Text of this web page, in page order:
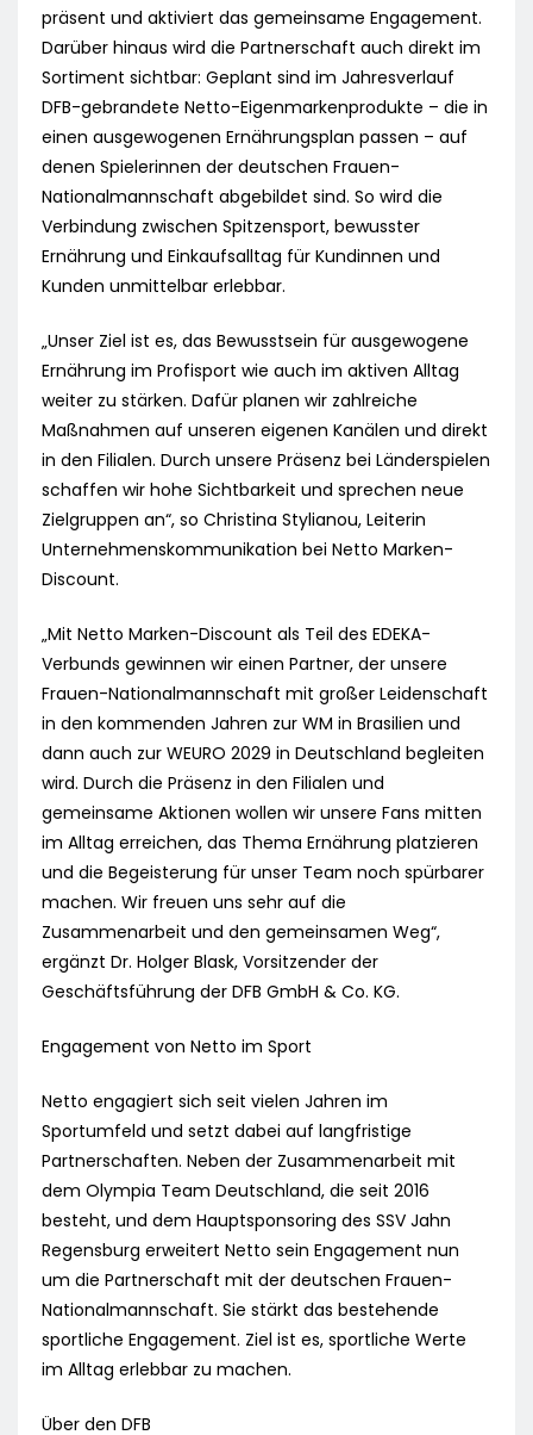
präsent und aktiviert das gemeinsame Engagement.
Darüber hinaus wird die Partnerschaft auch direkt im
Sortiment sichtbar: Geplant sind im Jahresverlauf
DFB-gebrandete Netto-Eigenmarkenprodukte – die in
einen ausgewogenen Ernährungsplan passen – auf
denen Spielerinnen der deutschen Frauen-
Nationalmannschaft abgebildet sind. So wird die
Verbindung zwischen Spitzensport, bewusster
Ernährung und Einkaufsalltag für Kundinnen und
Kunden unmittelbar erlebbar.
„Unser Ziel ist es, das Bewusstsein für ausgewogene
Ernährung im Profisport wie auch im aktiven Alltag
weiter zu stärken. Dafür planen wir zahlreiche
Maßnahmen auf unseren eigenen Kanälen und direkt
in den Filialen. Durch unsere Präsenz bei Länderspielen
schaffen wir hohe Sichtbarkeit und sprechen neue
Zielgruppen an“, so Christina Stylianou, Leiterin
Unternehmenskommunikation bei Netto Marken-
Discount.
„Mit Netto Marken-Discount als Teil des EDEKA-
Verbunds gewinnen wir einen Partner, der unsere
Frauen-Nationalmannschaft mit großer Leidenschaft
in den kommenden Jahren zur WM in Brasilien und
dann auch zur WEURO 2029 in Deutschland begleiten
wird. Durch die Präsenz in den Filialen und
gemeinsame Aktionen wollen wir unsere Fans mitten
im Alltag erreichen, das Thema Ernährung platzieren
und die Begeisterung für unser Team noch spürbarer
machen. Wir freuen uns sehr auf die
Zusammenarbeit und den gemeinsamen Weg“,
ergänzt Dr. Holger Blask, Vorsitzender der
Geschäftsführung der DFB GmbH & Co. KG.
Engagement von Netto im Sport
Netto engagiert sich seit vielen Jahren im
Sportumfeld und setzt dabei auf langfristige
Partnerschaften. Neben der Zusammenarbeit mit
dem Olympia Team Deutschland, die seit 2016
besteht, und dem Hauptsponsoring des SSV Jahn
Regensburg erweitert Netto sein Engagement nun
um die Partnerschaft mit der deutschen Frauen-
Nationalmannschaft. Sie stärkt das bestehende
sportliche Engagement. Ziel ist es, sportliche Werte
im Alltag erlebbar zu machen.
Über den DFB